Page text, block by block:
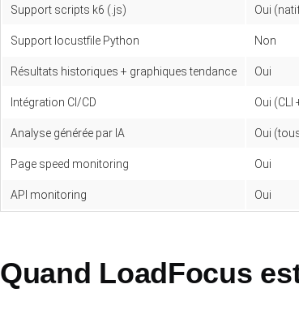
Support scripts k6 (.js) Oui
Support locustfile Python Non
Résultats historiques + graphiques tendance Oui
Intégration CI/CD Oui (CLI
Analyse générée par IA Oui
Page speed monitoring Oui
API monitoring Oui
Quand LoadFocus